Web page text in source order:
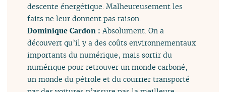
descente énergétique. Malheureusement les
faits ne leur donnent pas raison.
Dominique Cardon :Absolument. On a
découvert qu’il y a des coûts environnementaux
importants du numérique, mais sortir du
numérique pour retrouver un monde carboné,
un monde du pétrole et du courrier transporté